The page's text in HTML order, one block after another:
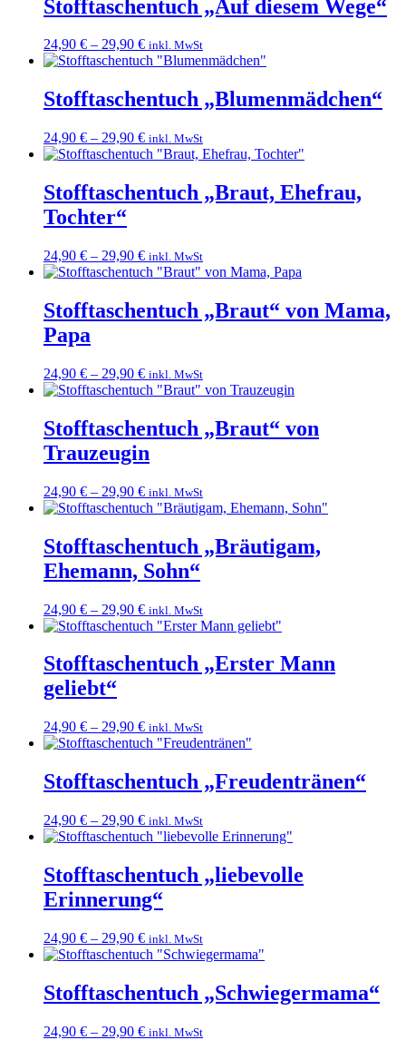
Stofftaschentuch „Auf diesem Wege“
24,90 € – 29,90 € inkl. MwSt
Stofftaschentuch „Blumenmädchen“
24,90 € – 29,90 € inkl. MwSt
Stofftaschentuch „Braut, Ehefrau,
Tochter“
24,90 € – 29,90 € inkl. MwSt
Stofftaschentuch „Braut“ von Mama,
Papa
24,90 € – 29,90 € inkl. MwSt
Stofftaschentuch „Braut“ von
Trauzeugin
24,90 € – 29,90 € inkl. MwSt
Stofftaschentuch „Bräutigam,
Ehemann, Sohn“
24,90 € – 29,90 € inkl. MwSt
Stofftaschentuch „Erster Mann
geliebt“
24,90 € – 29,90 € inkl. MwSt
Stofftaschentuch „Freudentränen“
24,90 € – 29,90 € inkl. MwSt
Stofftaschentuch „liebevolle
Erinnerung“
24,90 € – 29,90 € inkl. MwSt
Stofftaschentuch „Schwiegermama“
24,90 € – 29,90 € inkl. MwSt